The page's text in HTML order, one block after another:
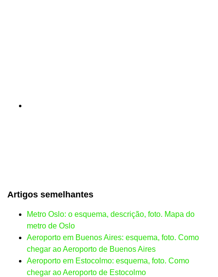
Artigos semelhantes
Metro Oslo: o esquema, descrição, foto. Mapa do
metro de Oslo
Aeroporto em Buenos Aires: esquema, foto. Como
chegar ao Aeroporto de Buenos Aires
Aeroporto em Estocolmo: esquema, foto. Como
chegar ao Aeroporto de Estocolmo